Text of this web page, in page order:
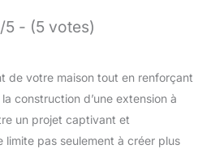
5 - (5 votes)
de votre maison tout en renforçant
construction d’une extension à
un projet captivant et
limite pas seulement à créer plus